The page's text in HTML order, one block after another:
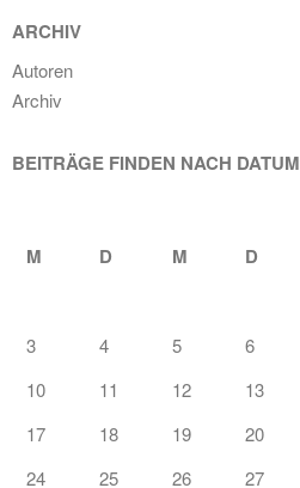
ARCHIV
Autoren
Archiv
BEITRÄGE FINDEN NACH DATUM
M D M D
3
4 5 6
10
11 12 13
17
18 19 20
24
25 26 27